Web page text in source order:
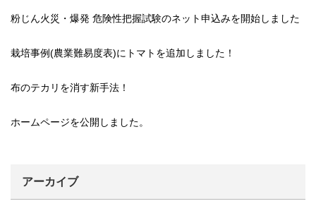
粉じん火災・爆発 危険性把握試験のネット申込みを開始しました
栽培事例(農業難易度表)にトマトを追加しました！
布のテカリを消す新手法！
ホームページを公開しました。
アーカイブ